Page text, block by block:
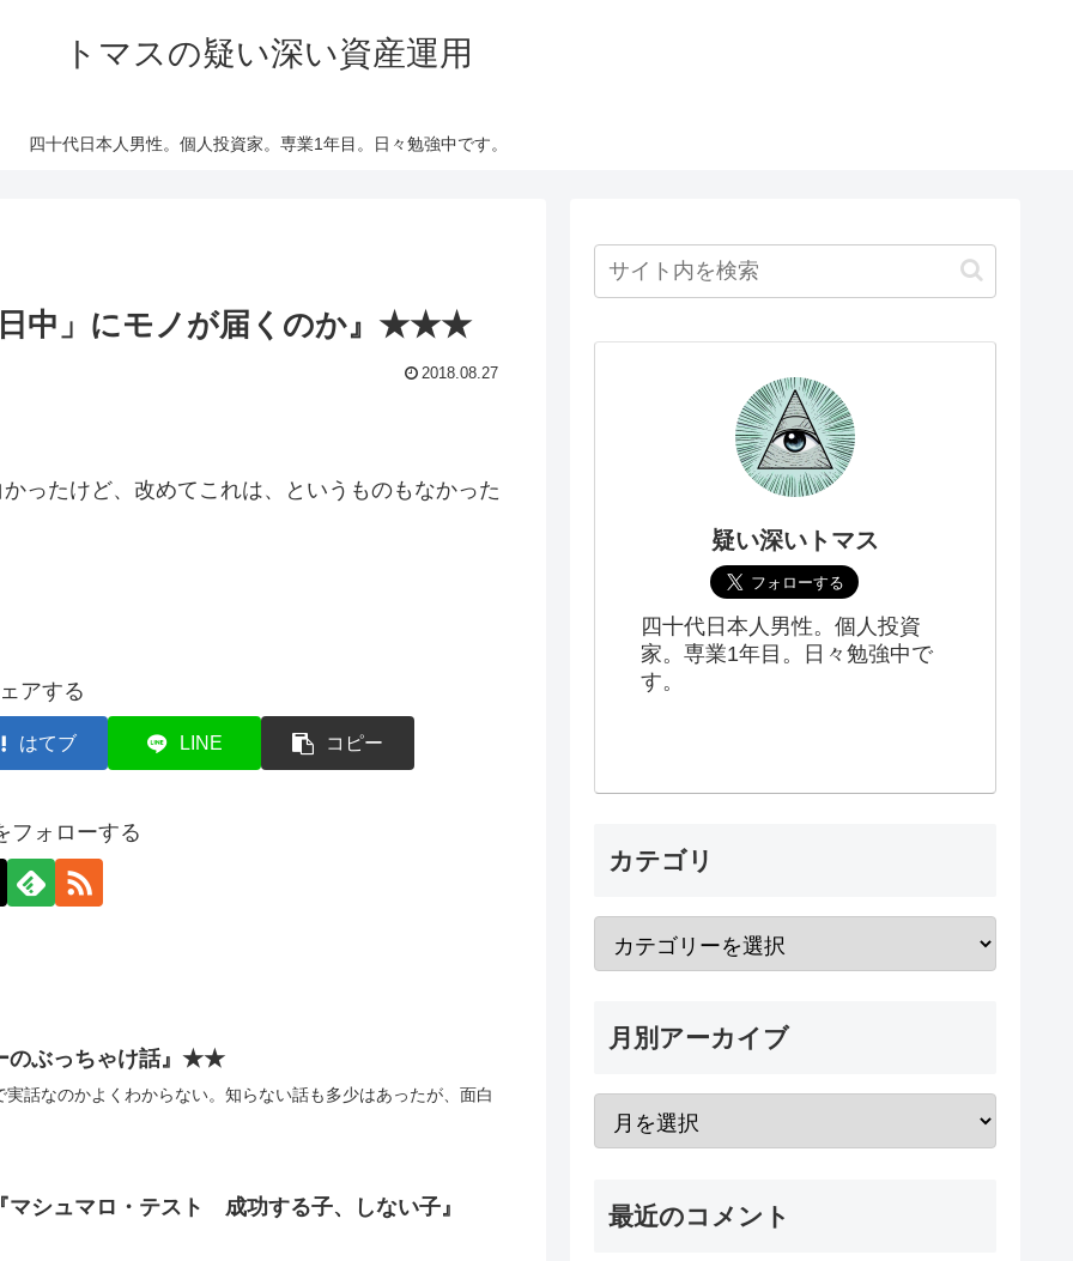
トマスの疑い深い資産運用
四十代日本人男性。個人投資家。専業1年目。日々勉強中です。
日中」にモノが届くのか』★★★
2018.08.27
たけど、改めてこれは、というものもなかった
アする
はてブ LINE コピー
フォローする
のぶっちゃけ話』★★
話なのかよくわからない。知らない話も多少はあったが、面白
マシュマロ・テスト 成功する子、しない子』
疑い深いトマス
四十代日本人男性。個人投資
家。専業1年目。日々勉強中で
す。
カテゴリ
月別アーカイブ
最近のコメント